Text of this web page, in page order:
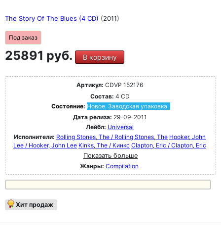
The Story Of The Blues (4 CD) (2011)
Под заказ
25891 руб. В корзину
Артикул: CDVP 152176
Состав: 4 CD
Состояние: Новое. Заводская упаковка.
Дата релиза: 29-09-2011
Лейбл: Universal
Исполнители: Rolling Stones, The / Rolling Stones, The Hooker, John
Lee / Hooker, John Lee Kinks, The / Кинкс Clapton, Eric / Clapton, Eric
Показать больше
Жанры: Compilation
Хит продаж